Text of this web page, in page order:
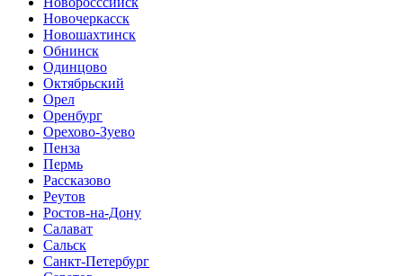
Новочеркасск
Новошахтинск
Обнинск
Одинцово
Октябрьский
Орел
Оренбург
Орехово-Зуево
Пенза
Пермь
Рассказово
Реутов
Ростов-на-Дону
Салават
Сальск
Санкт-Петербург